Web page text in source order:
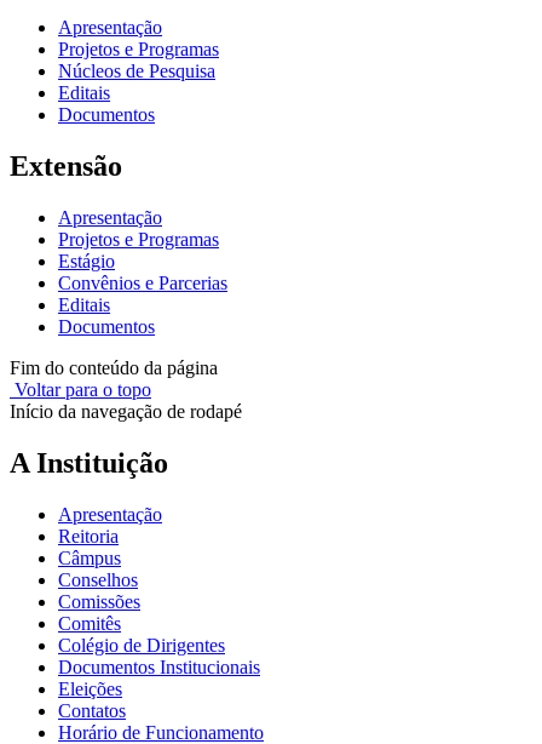
Apresentação
Projetos e Programas
Núcleos de Pesquisa
Editais
Documentos
Extensão
Apresentação
Projetos e Programas
Estágio
Convênios e Parcerias
Editais
Documentos
Fim do conteúdo da página
Voltar para o topo
Início da navegação de rodapé
A Instituição
Apresentação
Reitoria
Câmpus
Conselhos
Comissões
Comitês
Colégio de Dirigentes
Documentos Institucionais
Eleições
Contatos
Horário de Funcionamento